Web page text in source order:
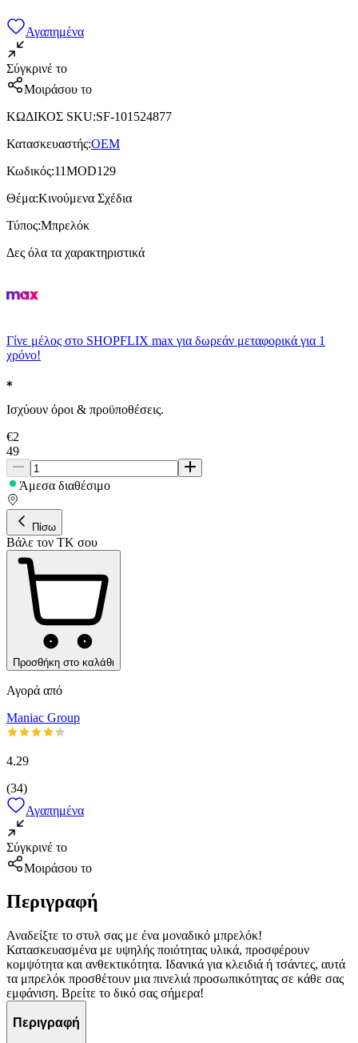
Αγαπημένα
Σύγκρινέ το
Μοιράσου το
ΚΩΔΙΚΟΣ SKU:SF-101524877
Κατασκευαστής:OEM
Κωδικός:11MOD129
Θέμα:Κινούμενα Σχέδια
Τύπος:Μπρελόκ
Δες όλα τα χαρακτηριστικά
Γίνε μέλος στο SHOPFLIX max για δωρεάν μεταφορικά για 1
χρόνο!
Ισχύουν όροι & προϋποθέσεις.
€2
49
Άμεσα διαθέσιμο
Πίσω
Βάλε τον ΤΚ σου
Προσθήκη στο καλάθι
Αγορά από
Maniac Group
4.29
(34)
Αγαπημένα
Σύγκρινέ το
Μοιράσου το
Περιγραφή
Αναδείξτε το στυλ σας με ένα μοναδικό μπρελόκ!
Κατασκευασμένα με υψηλής ποιότητας υλικά, προσφέρουν
κομψότητα και ανθεκτικότητα. Ιδανικά για κλειδιά ή τσάντες, αυτά
τα μπρελόκ προσθέτουν μια πινελιά προσωπικότητας σε κάθε σας
εμφάνιση. Βρείτε το δικό σας σήμερα!
Περιγραφή